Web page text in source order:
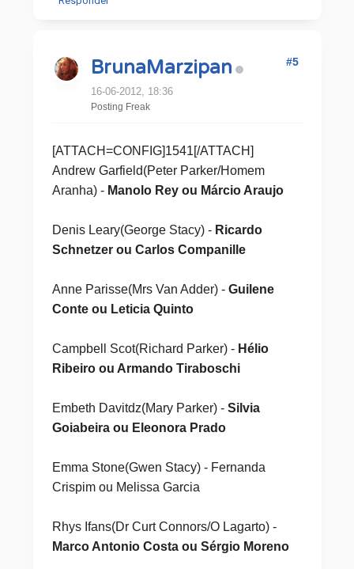
BrunaMarzipan
16-06-2012, 18:36
Posting Freak
#5
[ATTACH=CONFIG]1541[/ATTACH]
Andrew Garfield(Peter Parker/Homem
Aranha) - Manolo Rey ou Márcio Araujo
Denis Leary(George Stacy) - Ricardo
Schnetzer ou Carlos Companille
Anne Parisse(Mrs Van Adder) - Guilene
Conte ou Leticia Quinto
Campbell Scot(Richard Parker) - Hélio
Ribeiro ou Armando Tiraboschi
Embeth Davitdz(Mary Parker) - Silvia
Goiabeira ou Eleonora Prado
Emma Stone(Gwen Stacy) - Fernanda
Crispim ou Melissa Garcia
Rhys Ifans(Dr Curt Connors/O Lagarto) -
Marco Antonio Costa ou Sérgio Moreno